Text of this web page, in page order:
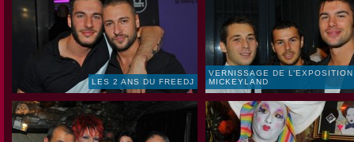
LES 2 ANS DU FREEDJ
VERNISSAGE DE L’EXPOSITION
MICKEYLAND